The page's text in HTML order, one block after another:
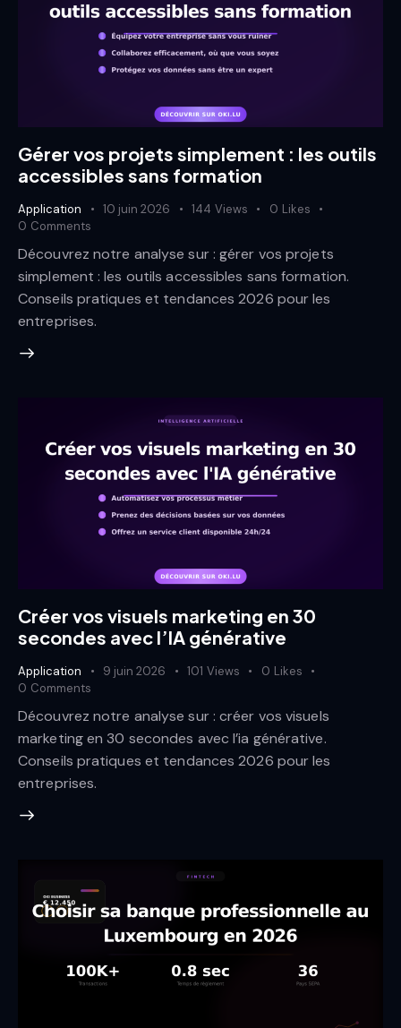
Gérer vos projets simplement : les outils
accessibles sans formation
Application 10 juin 2026 144 Views 0 Likes
0 Comments
Découvrez notre analyse sur : gérer vos projets
simplement : les outils accessibles sans formation.
Conseils pratiques et tendances 2026 pour les
entreprises.
Créer vos visuels marketing en 30
secondes avec l’IA générative
Application 9 juin 2026 101 Views 0 Likes
0 Comments
Découvrez notre analyse sur : créer vos visuels
marketing en 30 secondes avec l’ia générative.
Conseils pratiques et tendances 2026 pour les
entreprises.